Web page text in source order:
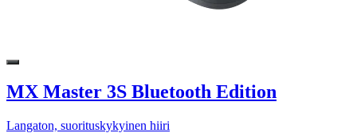
MX Master 3S Bluetooth Edition
Langaton, suorituskykyinen hiiri